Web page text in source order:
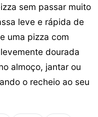
sem passar muito
leve e rápida de
uma pizza com
dourada
almoço, jantar ou
o recheio ao seu